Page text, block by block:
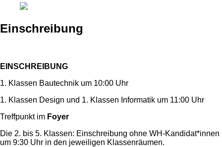
Einschreibung
EINSCHREIBUNG
1. Klassen Bautechnik um 10:00 Uhr
1. Klassen Design und 1. Klassen Informatik um 11:00 Uhr
Treffpunkt im Foyer
Die 2. bis 5. Klassen: Einschreibung ohne WH-Kandidat*innen
um 9:30 Uhr in den jeweiligen Klassenräumen.